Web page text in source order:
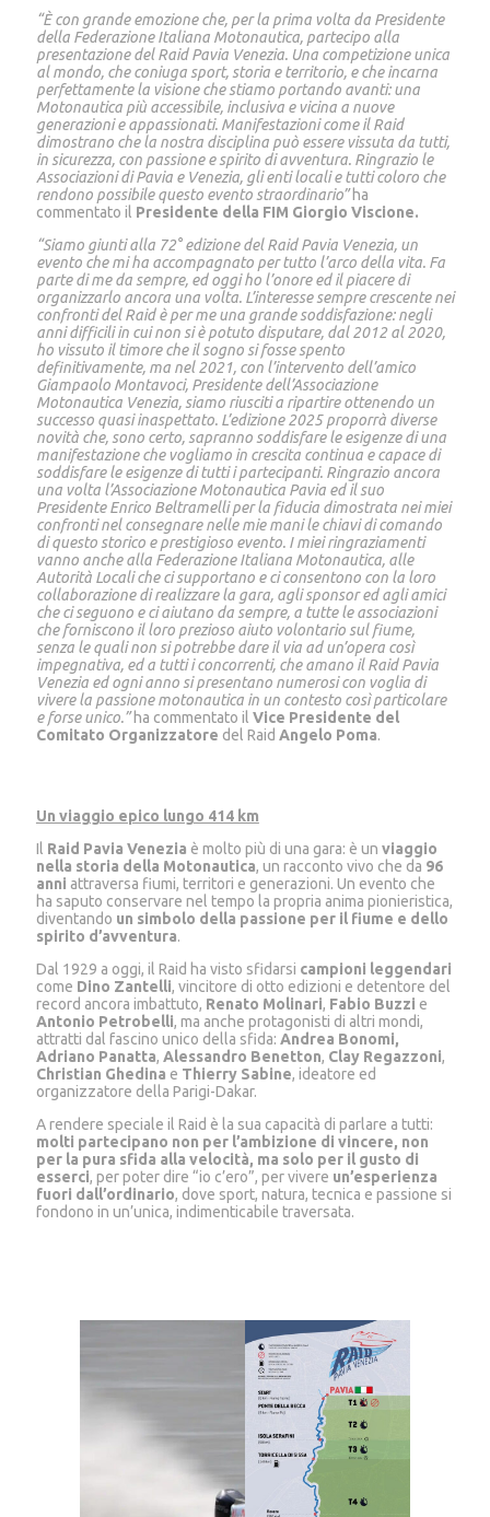
“È con grande emozione che, per la prima volta da Presidente
della Federazione Italiana Motonautica, partecipo alla
presentazione del Raid Pavia Venezia. Una competizione unica
al mondo, che coniuga sport, storia e territorio, e che incarna
perfettamente la visione che stiamo portando avanti: una
Motonautica più accessibile, inclusiva e vicina a nuove
generazioni e appassionati. Manifestazioni come il Raid
dimostrano che la nostra disciplina può essere vissuta da tutti,
in sicurezza, con passione e spirito di avventura. Ringrazio le
Associazioni di Pavia e Venezia, gli enti locali e tutti coloro che
rendono possibile questo evento straordinario”ha
commentato il Presidente della FIM Giorgio Viscione.
“Siamo giunti alla 72° edizione del Raid Pavia Venezia, un
evento che mi ha accompagnato per tutto l’arco della vita. Fa
parte di me da sempre, ed oggi ho l’onore ed il piacere di
organizzarlo ancora una volta. L’interesse sempre crescente nei
confronti del Raid è per me una grande soddisfazione: negli
anni difficili in cui non si è potuto disputare, dal 2012 al 2020,
ho vissuto il timore che il sogno si fosse spento
definitivamente, ma nel 2021, con l’intervento dell’amico
Giampaolo Montavoci, Presidente dell’Associazione
Motonautica Venezia, siamo riusciti a ripartire ottenendo un
successo quasi inaspettato. L’edizione 2025 proporrà diverse
novità che, sono certo, sapranno soddisfare le esigenze di una
manifestazione che vogliamo in crescita continua e capace di
soddisfare le esigenze di tutti i partecipanti. Ringrazio ancora
una volta l’Associazione Motonautica Pavia ed il suo
Presidente Enrico Beltramelli per la fiducia dimostrata nei miei
confronti nel consegnare nelle mie mani le chiavi di comando
di questo storico e prestigioso evento. I miei ringraziamenti
vanno anche alla Federazione Italiana Motonautica, alle
Autorità Locali che ci supportano e ci consentono con la loro
collaborazione di realizzare la gara, agli sponsor ed agli amici
che ci seguono e ci aiutano da sempre, a tutte le associazioni
che forniscono il loro prezioso aiuto volontario sul fiume,
senza le quali non si potrebbe dare il via ad un’opera così
impegnativa, ed a tutti i concorrenti, che amano il Raid Pavia
Venezia ed ogni anno si presentano numerosi con voglia di
vivere la passione motonautica in un contesto così particolare
e forse unico.”ha commentato il Vice Presidente del
Comitato Organizzatore del Raid Angelo Poma.
Un viaggio epico lungo 414 km
Il Raid Pavia Venezia è molto più di una gara: è un viaggio
nella storia della Motonautica, un racconto vivo che da 96
anni attraversa fiumi, territori e generazioni. Un evento che
ha saputo conservare nel tempo la propria anima pionieristica,
diventando un simbolo della passione per il fiume e dello
spirito d’avventura.
Dal 1929 a oggi, il Raid ha visto sfidarsi campioni leggendari
come Dino Zantelli, vincitore di otto edizioni e detentore del
record ancora imbattuto, Renato Molinari, Fabio Buzzi e
Antonio Petrobelli, ma anche protagonisti di altri mondi,
attratti dal fascino unico della sfida: Andrea Bonomi,
Adriano Panatta, Alessandro Benetton, Clay Regazzoni,
Christian Ghedina e Thierry Sabine, ideatore ed
organizzatore della Parigi-Dakar.
A rendere speciale il Raid è la sua capacità di parlare a tutti:
molti partecipano non per l’ambizione di vincere, non
per la pura sfida alla velocità, ma solo per il gusto di
esserci, per poter dire “io c’ero”, per vivere un’esperienza
fuori dall’ordinario, dove sport, natura, tecnica e passione si
fondono in un’unica, indimenticabile traversata.